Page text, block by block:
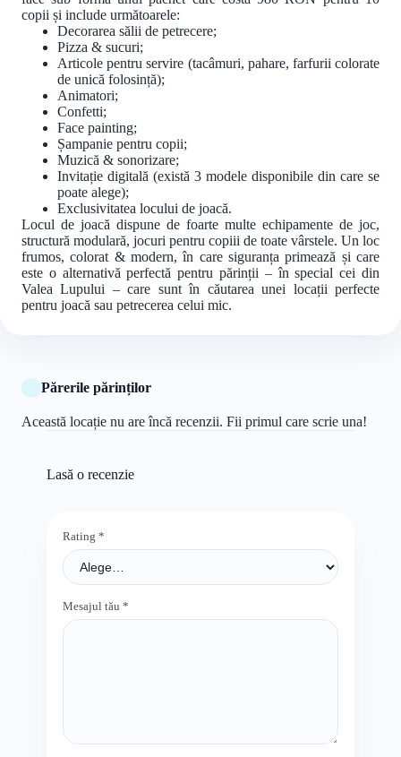
copii și include următoarele:
Decorarea sălii de petrecere;
Pizza & sucuri;
Articole pentru servire (tacâmuri, pahare, farfurii colorate
de unică folosință);
Animatori;
Confetti;
Face painting;
Șampanie pentru copii;
Muzică & sonorizare;
Invitație digitală (există 3 modele disponibile din care se
poate alege);
Exclusivitatea locului de joacă.
Locul de joacă dispune de foarte multe echipamente de joc,
structură modulară, jocuri pentru copiii de toate vârstele. Un loc
frumos, colorat & modern, în care siguranța primează și care
este o alternativă perfectă pentru părinții – în special cei din
Valea Lupului – care sunt în căutarea unei locații perfecte
pentru joacă sau petrecerea celui mic.
Părerile părinților
Această locație nu are încă recenzii. Fii primul care scrie una!
Lasă o recenzie
Rating *
Mesajul tău *